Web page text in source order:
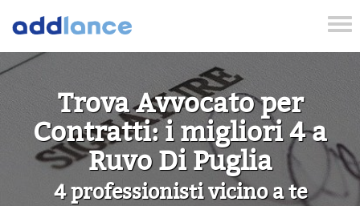
Trova Avvocato per
Contratti: i migliori 4 a
Ruvo Di Puglia
4 professionisti vicino a te